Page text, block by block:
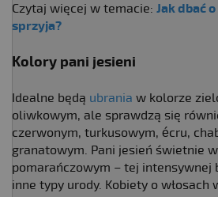
Czytaj więcej w temacie: Jak dbać
sprzyja?
Kolory pani jesieni
Idealne będą ubrania w kolorze
oliwkowym, ale sprawdzą się
czerwonym, turkusowym, écru,
granatowym. Pani jesień świetnie
pomarańczowym – tej intensywnej
inne typy urody. Kobiety o włosach